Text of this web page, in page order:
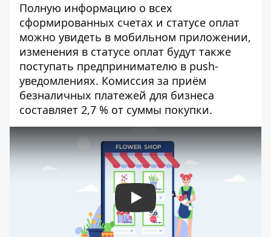
Полную информацию о всех
сформированных счетах и ​​статусе оплат
можно увидеть в мобильном приложении,
изменения в статусе оплат будут также
поступать предпринимателю в push-
уведомлениях. Комиссия за приём
безналичных платежей для бизнеса
составляет 2,7 % от суммы покупки.
Play